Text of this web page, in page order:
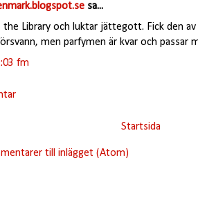
sa...
the Library och luktar jättegott. Fick den
men parfymen är kvar och passar
fm
Startsida
till inlägget (Atom)